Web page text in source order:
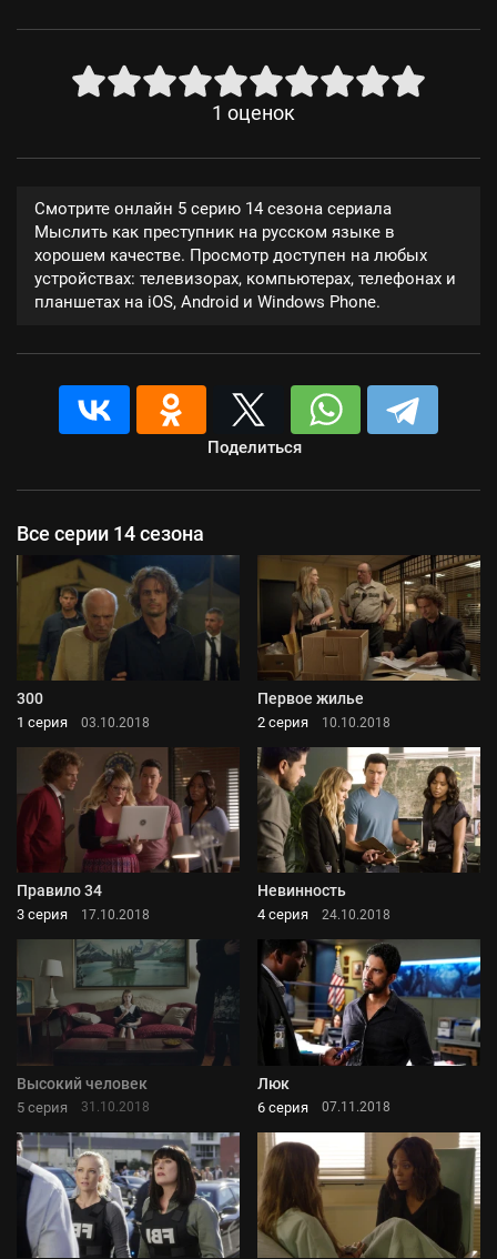
1 оценок
Смотрите онлайн 5 серию 14 сезона сериала
Мыслить как преступник на русском языке в
хорошем качестве. Просмотр доступен на любых
устройствах: телевизорах, компьютерах, телефонах и
планшетах на iOS, Android и Windows Phone.
Поделиться
Все серии 14 сезона
300
1 серия 03.10.2018
Первое жилье
2 серия 10.10.2018
Правило 34
3 серия 17.10.2018
Невинность
4 серия 24.10.2018
Высокий человек
5 серия 31.10.2018
Люк
6 серия 07.11.2018